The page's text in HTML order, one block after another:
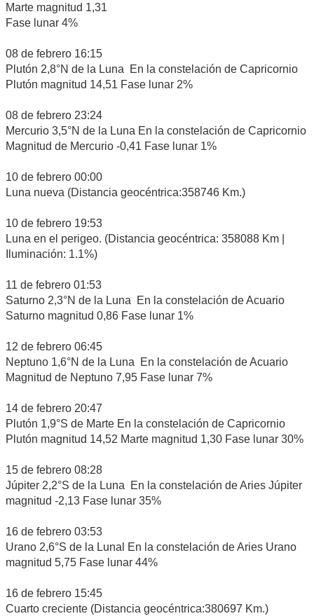
Marte magnitud 1,31
Fase lunar 4%
08 de febrero 16:15
Plutón 2,8°N de la Luna En la constelación de Capricornio
Plutón magnitud 14,51 Fase lunar 2%
08 de febrero 23:24
Mercurio 3,5°N de la Luna En la constelación de Capricornio
Magnitud de Mercurio -0,41 Fase lunar 1%
10 de febrero 00:00
Luna nueva (Distancia geocéntrica:358746 Km.)
10 de febrero 19:53
Luna en el perigeo. (Distancia geocéntrica: 358088 Km |
Iluminación: 1.1%)
11 de febrero 01:53
Saturno 2,3°N de la Luna En la constelación de Acuario
Saturno magnitud 0,86 Fase lunar 1%
12 de febrero 06:45
Neptuno 1,6°N de la Luna En la constelación de Acuario
Magnitud de Neptuno 7,95 Fase lunar 7%
14 de febrero 20:47
Plutón 1,9°S de Marte En la constelación de Capricornio
Plutón magnitud 14,52 Marte magnitud 1,30 Fase lunar 30%
15 de febrero 08:28
Júpiter 2,2°S de la Luna En la constelación de Aries Júpiter
magnitud -2,13 Fase lunar 35%
16 de febrero 03:53
Urano 2,6°S de la Lunal En la constelación de Aries Urano
magnitud 5,75 Fase lunar 44%
16 de febrero 15:45
Cuarto creciente (Distancia geocéntrica:380697 Km.)